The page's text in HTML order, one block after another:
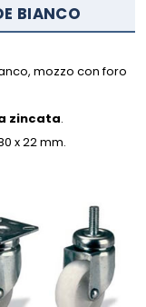
BIANCO
mozzo con foro
zincata.
x 22 mm.